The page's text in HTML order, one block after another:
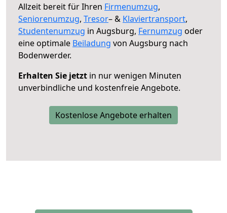
Allzeit bereit für Ihren Firmenumzug,
Seniorenumzug, Tresor– & Klaviertransport,
Studentenumzug in Augsburg, Fernumzug oder
eine optimale Beiladung von Augsburg nach
Bodenwerder.
Erhalten Sie jetzt in nur wenigen Minuten
unverbindliche und kostenfreie Angebote.
Kostenlose Angebote erhalten